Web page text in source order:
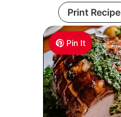
Pin It
Print Recipe